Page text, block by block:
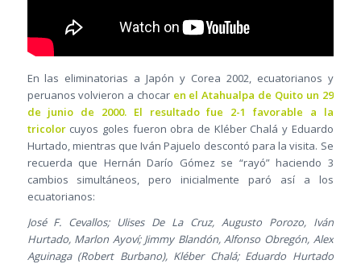
En las eliminatorias a Japón y Corea 2002, ecuatorianos y
peruanos volvieron a chocar en el Atahualpa de Quito un 29
de junio de 2000. El resultado fue 2-1 favorable a la
tricolorcuyos goles fueron obra de Kléber Chalá y Eduardo
Hurtado, mientras que Iván Pajuelo descontó para la visita. Se
recuerda que Hernán Darío Gómez se “rayó” haciendo 3
cambios simultáneos, pero inicialmente paró así a los
ecuatorianos:
José F. Cevallos; Ulises De La Cruz, Augusto Porozo, Iván
Hurtado, Marlon Ayoví; Jimmy Blandón, Alfonso Obregón, Alex
Aguinaga (Robert Burbano), Kléber Chalá; Eduardo Hurtado